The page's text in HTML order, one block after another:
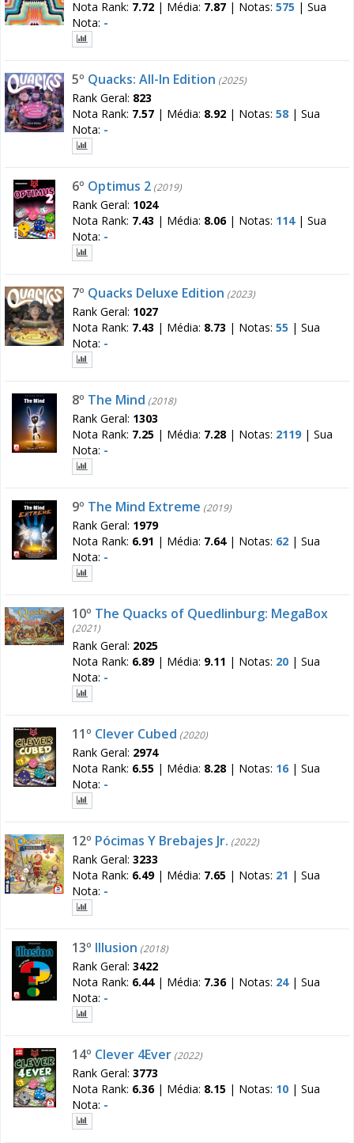
Nota Rank: 7.72 | Média: 7.87 | Notas: 575 | Sua
Nota: -
5º Quacks: All-In Edition (2025)
Rank Geral: 823
Nota Rank: 7.57 | Média: 8.92 | Notas: 58 | Sua
Nota: -
6º Optimus 2 (2019)
Rank Geral: 1024
Nota Rank: 7.43 | Média: 8.06| Notas: 114| Sua
Nota: -
7º Quacks Deluxe Edition (2023)
Rank Geral: 1027
Nota Rank: 7.43 | Média: 8.73 | Notas: 55 | Sua
Nota: -
8º The Mind (2018)
Rank Geral: 1303
Nota Rank: 7.25 | Média: 7.28 | Notas: 2119 | Sua
Nota: -
9º The Mind Extreme (2019)
Rank Geral: 1979
Nota Rank: 6.91 | Média: 7.64| Notas: 62 | Sua
Nota: -
10º The Quacks of Quedlinburg: MegaBox
(2021)
Rank Geral: 2025
Nota Rank: 6.89| Média: 9.11 | Notas: 20 | Sua
Nota: -
11º Clever Cubed (2020)
Rank Geral: 2974
Nota Rank: 6.55 | Média: 8.28 | Notas: 16 | Sua
Nota: -
12º Pócimas Y Brebajes Jr. (2022)
Rank Geral: 3233
Nota Rank: 6.49| Média: 7.65 | Notas: 21 | Sua
Nota: -
13º Illusion (2018)
Rank Geral: 3422
Nota Rank: 6.44| Média: 7.36| Notas: 24| Sua
Nota: -
14º Clever 4Ever (2022)
Rank Geral: 3773
Nota Rank: 6.36| Média: 8.15 | Notas: 10 | Sua
Nota: -